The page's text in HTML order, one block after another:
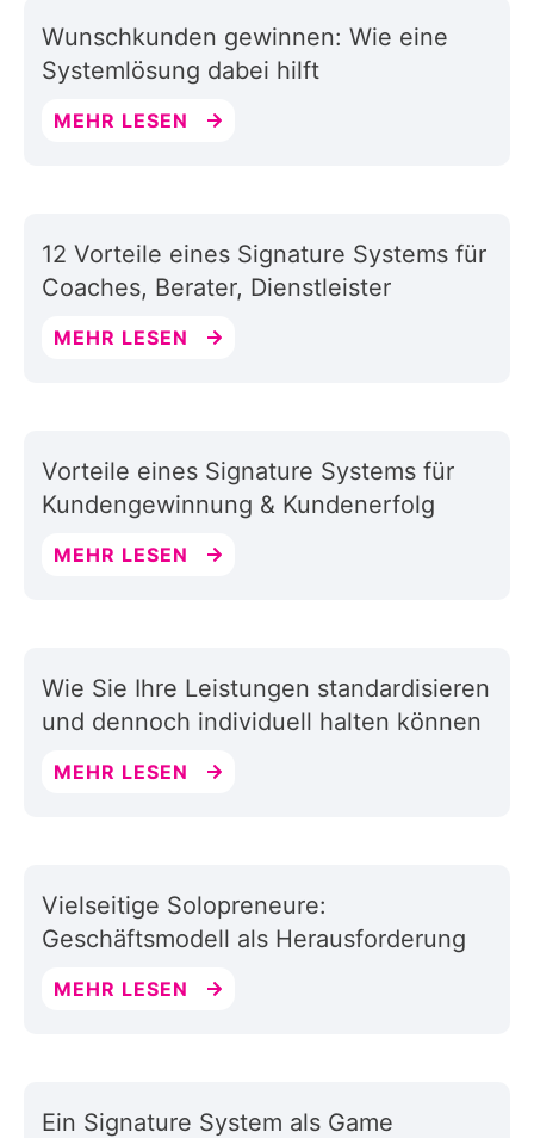
Wunschkunden gewinnen: Wie eine
Systemlösung dabei hilft
MEHR LESEN
12 Vorteile eines Signature Systems für
Coaches, Berater, Dienstleister
MEHR LESEN
Vorteile eines Signature Systems für
Kundengewinnung & Kundenerfolg
MEHR LESEN
Wie Sie Ihre Leistungen standardisieren
und dennoch individuell halten können
MEHR LESEN
Vielseitige Solopreneure:
Geschäftsmodell als Herausforderung
MEHR LESEN
Ein Signature System als Game